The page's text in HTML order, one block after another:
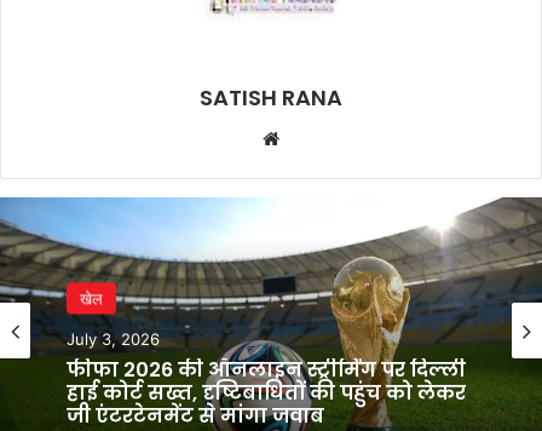
SATISH RANA
खेल
July 3, 2026
फीफा 2026 की ऑनलाइन स्ट्रीमिंग पर दिल्ली
हाई कोर्ट सख्त, दृष्टिबाधितों की पहुंच को लेकर
जी एंटरटेनमेंट से मांगा जवाब